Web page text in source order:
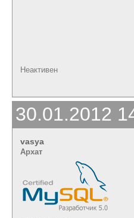
Неактивен
30.01.2012
vasya
Архат